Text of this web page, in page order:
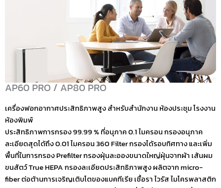
AP60 PRO / AP80 PRO​​
เครื่องฟอกอากาศประสิทธิภาพสูง สำหรับสำนักงาน ห้องประชุม โรงงาน
ห้องพิมพ์
ประสิทธิภาพการกรอง 99.99 % ที่อนุภาค 0.1 ไมครอน กรองอนุภาค
ละเอียดสุดได้ถึง 0.01 ไมครอน 360 Filter กรองได้รอบทิศทาง และเพิ่ม
พื้นที่ในการกรอง Prefilter กรองฝุ่นละอองขนาดใหญ่ฝุ่นจากผ้า เส้นผม
ขนสัตว์ True HEPA กรองละเอียดประสิทธิภาพสูง ผลิตจาก micro-
fiber ต่อต้านการเจริญเติบโตของแบคทีเรีย เชื้อรา ไวรัส ไมโครพลาสติก